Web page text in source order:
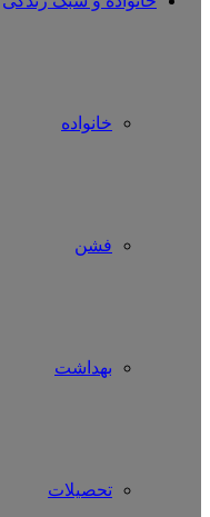
خانواده
فشن
بهداشت
تحصیلات